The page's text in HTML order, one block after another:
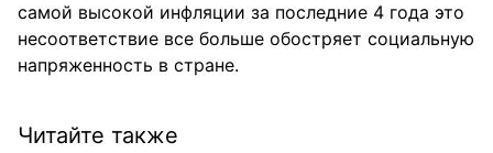
самой высокой инфляции за последние 4 года это
несоответствие все больше обостряет социальную
напряженность в стране.
Читайте также